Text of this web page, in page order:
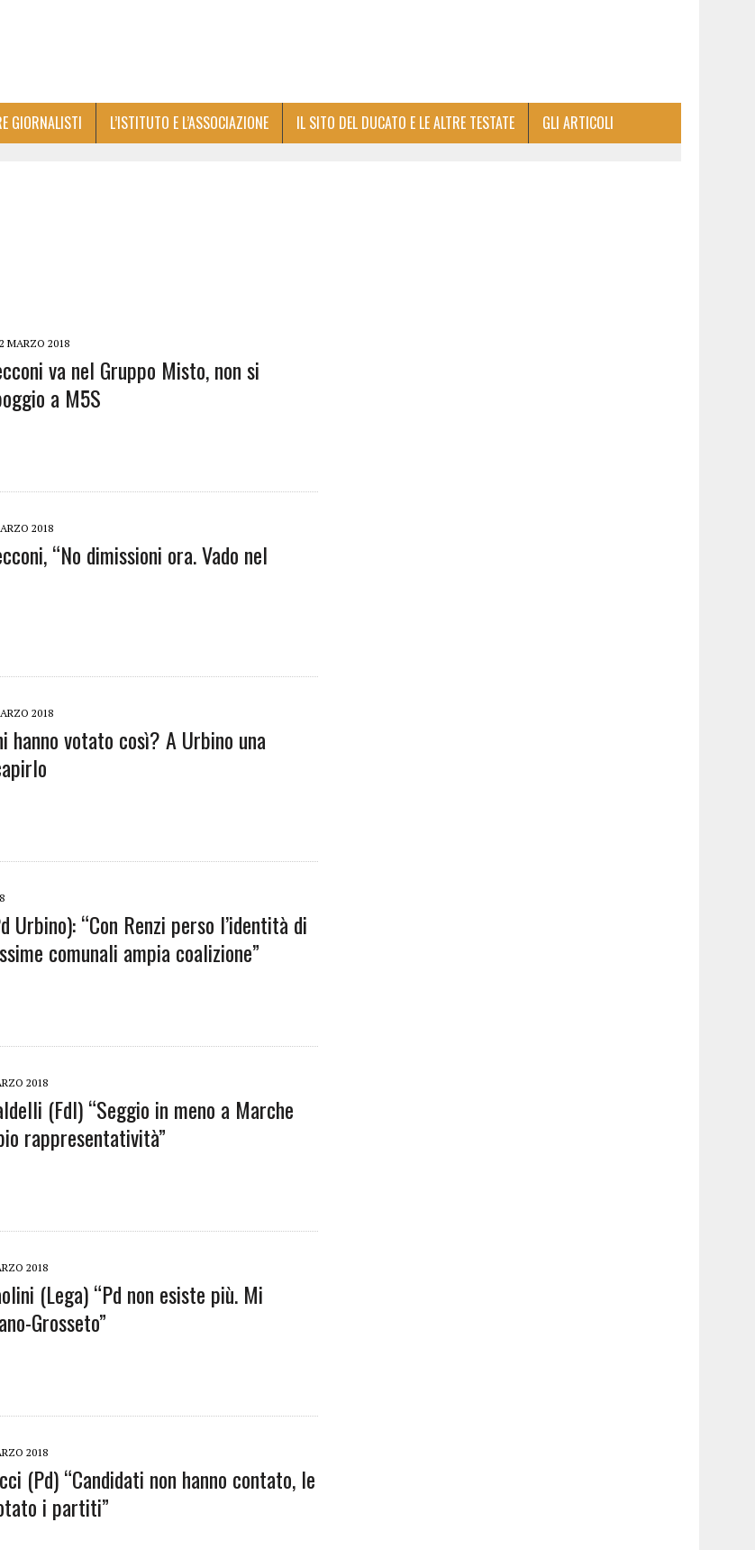
GIORNALISTI L’ISTITUTO E L’ASSOCIAZIONE IL SITO DEL DUCATO E LE ALTRE TESTATE GLI ARTICOLI
MARZO 2018
va nel Gruppo Misto, non si
a M5S
2018
“No dimissioni ora. Vado nel
2018
hanno votato così? A Urbino una
Urbino): “Con Renzi perso l’identità di
comunali ampia coalizione”
2018
(FdI) “Seggio in meno a Marche
rappresentatività”
2018
(Lega) “Pd non esiste più. Mi
Grosseto”
2018
(Pd) “Candidati non hanno contato, le
i partiti”